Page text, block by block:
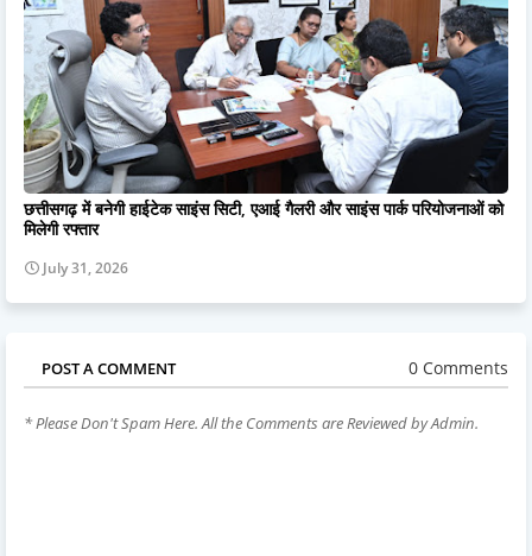
छत्तीसगढ़ में बनेगी हाईटेक साइंस सिटी, एआई गैलरी और साइंस पार्क परियोजनाओं को
मिलेगी रफ्तार
July 31, 2026
POST A COMMENT 0 Comments
* Please Don't Spam Here. All the Comments are Reviewed by Admin.